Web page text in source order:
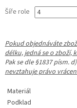
Šíře role
Pokud objednáváte
délku, jedná se o zboží,
Pak se dle §1837 písm.
nevztahuje právo
Materiál
Podklad